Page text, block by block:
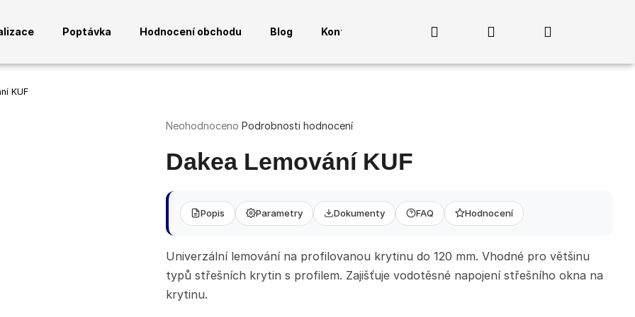
Poptávka Hodnocení obchodu Blog Kontakty Přihlášení
KUF
Průměrné
produktu
je
z
hvězdiček.
Neohodnoceno Podrobnosti hodnocení
Dakea Lemování KUF
Popis Parametry Dokumenty FAQ Hodnocení
Univerzální lemování na profilovanou krytinu do 120 mm. Vhodné pro většinu
typů střešních krytin s profilem. Zajišťuje vodotěsné napojení střešního okna na
krytinu.
Co potřebujete najít?
ANTRACITOVÝ SLOUPEK PRO 3
(RAL7016) - MONTÁŽ DO PODLAHY
ANTRACITOVÉ MADLO PRO 3
(RAL7016) - 2M, PRŮMĚR 40MM,
HLINÍK